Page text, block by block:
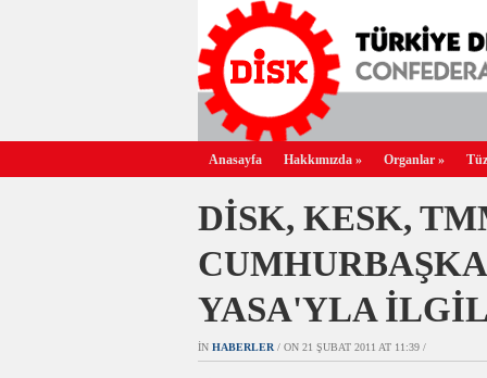
Anasayfa Hakkımızda » Organlar »
DİSK, KESK,
YASA'YLA
IN HABERLER / ON 21 ŞUBAT 2011 AT 11:39 /